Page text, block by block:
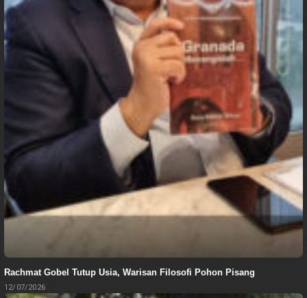
Rachmat Gobel Tutup Usia, Warisan Filosofi Pohon Pisang
12/07/2026